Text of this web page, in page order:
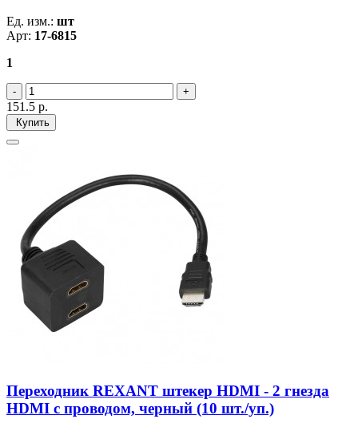
Ед. изм.: шт
Арт: 17-6815
1
151.5 р.
Купить
Переходник REXANT штекер HDMI - 2 гнезда
HDMI с проводом, черный (10 шт./уп.)